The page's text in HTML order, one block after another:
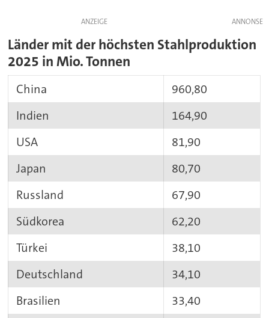
ANZEIGE
Länder mit der höchsten Stahlproduktion
2025 in Mio. Tonnen
China
960,80
Indien
164,90
USA
81,90
Japan
80,70
Russland
67,90
Südkorea
62,20
Türkei
38,10
Deutschland
34,10
Brasilien
33,40